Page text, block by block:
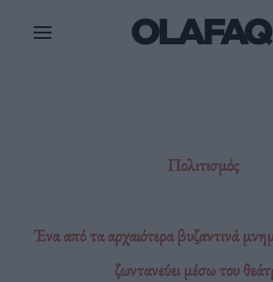
Πολιτισμός
Ένα από τα αρχαιότερα βυζαντινά
ζωντανεύει μέσω του